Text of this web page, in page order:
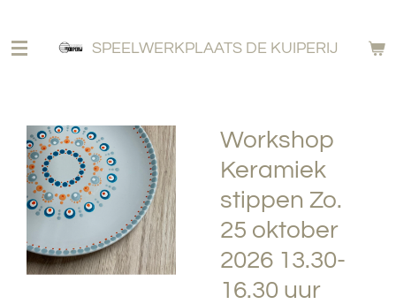
direct
naar
SPEELWERKPLAATS DE KUIPERIJ
Workshop
Keramiek
stippen Zo.
25 oktober
2026 13.30-
16.30 uur